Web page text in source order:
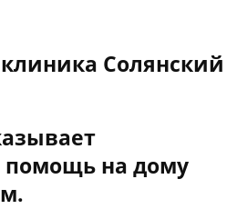
Солянский
помощь на дому